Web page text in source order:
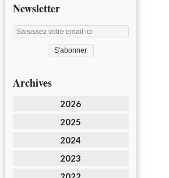
Newsletter
Archives
2026
2025
2024
2023